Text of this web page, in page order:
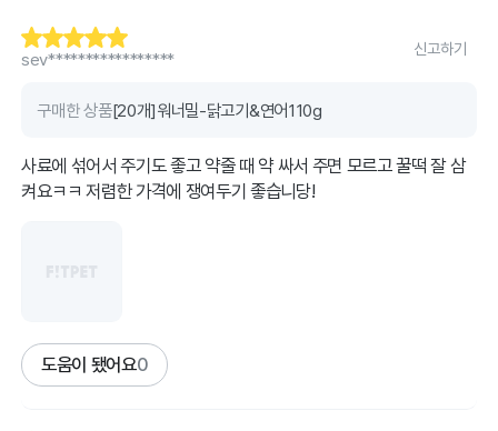
sev*****************
신고하기
구매한 상품[20개]워너밀-닭고기&연어110g
사료에 섞어서 주기도 좋고 약줄 때 약 싸서 주면 모르고 꿀떡 잘 삼
켜요ㅋㅋ 저렴한 가격에 쟁여두기 좋습니당!
도움이 됐어요0